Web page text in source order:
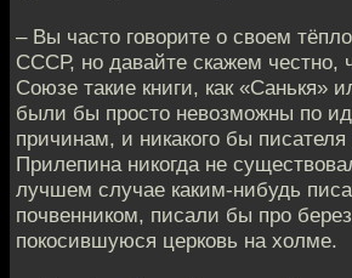
– Вы часто говорите о своем
СССР, но давайте скажем честно,
Союзе такие книги, как «Санькя»
были бы просто невозможны по
причинам, и никакого бы писателя
Прилепина никогда не
лучшем случае каким-нибудь
почвенником, писали бы про
покосившуюся церковь на холме.